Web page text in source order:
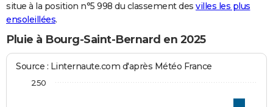
situe à la position n°5 998 du classement des villes les plus
ensoleillées.
Pluie à Bourg-Saint-Bernard en 2025
Source : Linternaute.com d'après Météo France
250